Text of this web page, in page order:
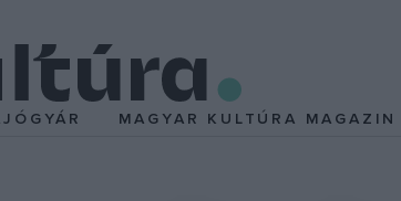
MAGYAR KULTÚRA MAGAZIN